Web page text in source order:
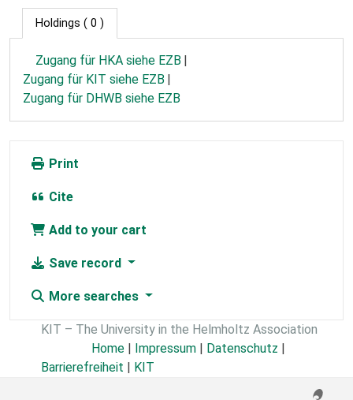
Holdings ( 0 )
Zugang für HKA siehe EZB
Zugang für KIT siehe EZB
Zugang für DHWB siehe EZB
Print
Cite
Add to your cart
Save record
More searches
KIT – The University in the Helmholtz Association
Home | Impressum | Datenschutz |
Barrierefreiheit | KIT